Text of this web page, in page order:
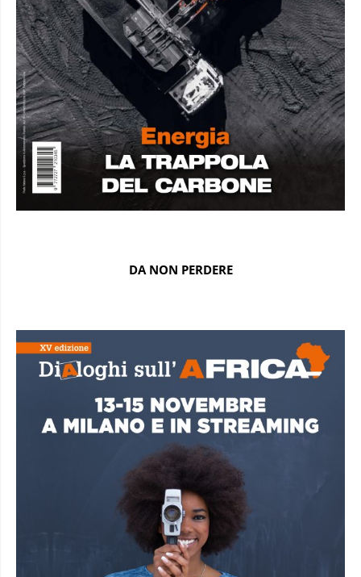
DA NON PERDERE